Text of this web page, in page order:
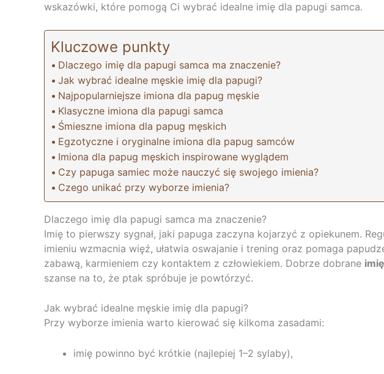
wskazówki, które pomogą Ci wybrać idealne imię dla papugi samca.
Kluczowe punkty
Dlaczego imię dla papugi samca ma znaczenie?
Jak wybrać idealne męskie imię dla papugi?
Najpopularniejsze imiona dla papug męskie
Klasyczne imiona dla papugi samca
Śmieszne imiona dla papug męskich
Egzotyczne i oryginalne imiona dla papug samców
Imiona dla papug męskich inspirowane wyglądem
Czy papuga samiec może nauczyć się swojego imienia?
Czego unikać przy wyborze imienia?
Dlaczego imię dla papugi samca ma znaczenie?
Imię to pierwszy sygnał, jaki papuga zaczyna kojarzyć z opiekunem.
imieniu wzmacnia więź, ułatwia oswajanie i trening oraz pomaga
zabawą, karmieniem czy kontaktem z człowiekiem. Dobrze dobrane
szanse na to, że ptak spróbuje je powtórzyć.
Jak wybrać idealne męskie imię dla papugi?
Przy wyborze imienia warto kierować się kilkoma zasadami:
imię powinno być krótkie (najlepiej 1–2 sylaby),